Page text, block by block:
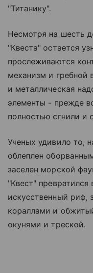
"Титанику".
Несмотря на шесть
"Квеста" остается
прослеживаются
механизм и гребной
и металлическая
элементы - прежде
полностью сгнили и
Ученых удивило то,
облеплен
заселен морской
"Квест" превратился
искусственный
кораллами и
окунями и треской.